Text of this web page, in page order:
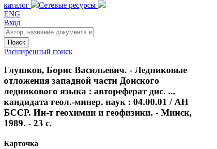
каталог
Сетевые ресурсы
ENG
Вход
Поиск
Расширенный поиск
Глушков, Борис Васильевич. - Ледниковые
отложения западной части Донского
ледникового языка : автореферат дис. ...
кандидата геол.-минер. наук : 04.00.01 / АН
БССР. Ин-т геохимии и геофизики. - Минск,
1989. - 23 с.
Карточка